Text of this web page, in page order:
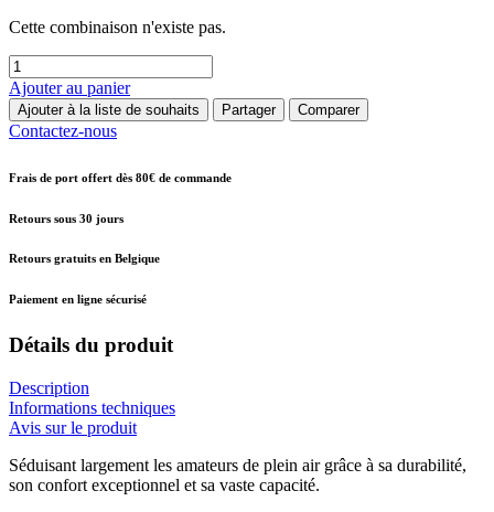
Cette combinaison n'existe pas.
Ajouter au panier
Ajouter à la liste de souhaits Partager Comparer
Contactez-nous
Frais de port offert dès 80€ de commande
Retours sous 30 jours
Retours gratuits en Belgique
Paiement en ligne sécurisé
Détails du produit
Description
Informations techniques
Avis sur le produit
Séduisant largement les amateurs de plein air grâce à sa durabilité,
son confort exceptionnel et sa vaste capacité.